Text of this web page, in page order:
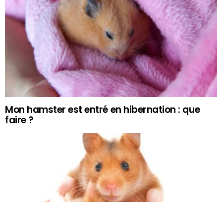
Mon hamster est entré en hibernation : que
faire ?